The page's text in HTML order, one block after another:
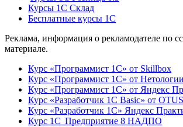
Курсы 1С Склад
Бесплатные курсы 1С
Реклама, информация о рекламодателе по
материале.
Курс «Программист 1С» от Skillbox
Курс «Программист 1С» от Нетологии
Курс «Программист 1С» от Яндекс
Курс «Разработчик 1С Basic» от OTUS
Курс «Разработчик 1С» Яндекс
Курс 1С Предприятие 8 НАДПО